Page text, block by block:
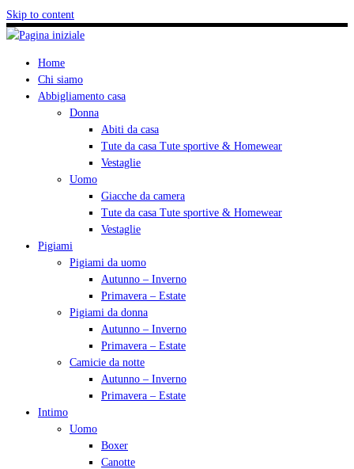
Skip to content
Home
Chi siamo
Abbigliamento casa
Donna
Abiti da casa
Tute da casa Tute sportive & Homewear
Vestaglie
Uomo
Giacche da camera
Tute da casa Tute sportive & Homewear
Vestaglie
Pigiami
Pigiami da uomo
Autunno – Inverno
Primavera – Estate
Pigiami da donna
Autunno – Inverno
Primavera – Estate
Camicie da notte
Autunno – Inverno
Primavera – Estate
Intimo
Uomo
Boxer
Canotte